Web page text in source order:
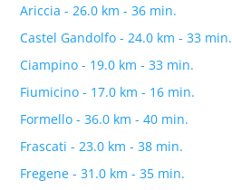
Ariccia - 26.0 km - 36 min.
Castel Gandolfo - 24.0 km - 33 min.
Ciampino - 19.0 km - 33 min.
Fiumicino - 17.0 km - 16 min.
Formello - 36.0 km - 40 min.
Frascati - 23.0 km - 38 min.
Fregene - 31.0 km - 35 min.